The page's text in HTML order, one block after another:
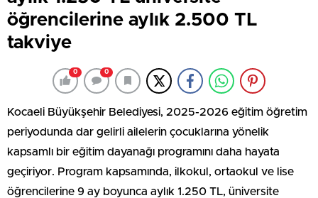
öğrencilerine aylık 2.500 TL
takviye
0 0
Kocaeli Büyükşehir Belediyesi, 2025-2026 eğitim öğretim
periyodunda dar gelirli ailelerin çocuklarına yönelik
kapsamlı bir eğitim dayanağı programını daha hayata
geçiriyor. Program kapsamında, ilkokul, ortaokul ve lise
öğrencilerine 9 ay boyunca aylık 1.250 TL, üniversite